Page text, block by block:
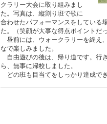
クラリー大会に取り組みまし
た。写真は、縦割り班で歌に
合わせたパフォーマンスをしている
た。（笑顔が大事な得点ポイントだ
昼前には、ウォークラリーを終え
なで楽しみました。
自由遊びの後は、帰り道です。行
ら、無事に帰校しました。
どの班も目当てをしっかり達成で